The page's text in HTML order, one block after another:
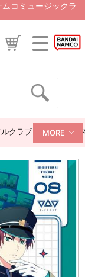
コミュージックラ
クラブ ぬいぐるみ
MORE